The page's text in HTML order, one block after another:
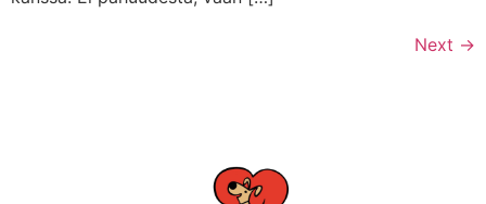
Next →